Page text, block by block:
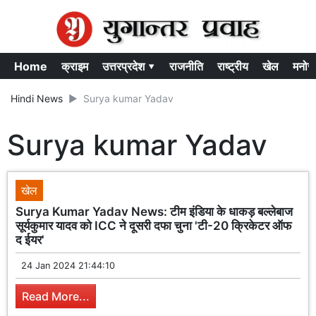
Home क्राइम उत्तरप्रदेश ▾ राजनीति राष्ट्रीय खेल
Hindi News Surya kumar Yadav
Surya kumar Yadav
खेल
Surya Kumar Yadav News: टीम इंडिया के धाकड़ बल्लेबाज
सूर्यकुमार यादव को ICC ने दूसरी दफा चुना 'टी-20 क्रिकेटर ऑफ
द ईयर'
24 Jan 2024 21:44:10
Read More...